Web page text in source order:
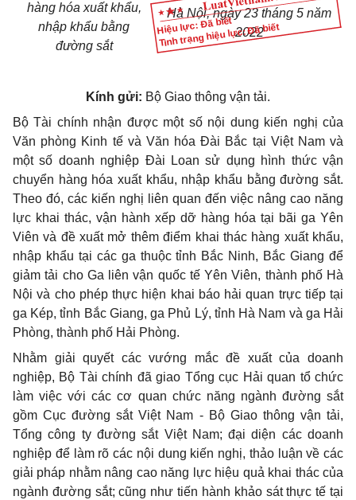
Hiệu lực: Đã biết
Tình trạng hiệu lực: Đã biết
hàng hóa xuất khẩu,
nhập khẩu bằng
đường sắt
Hà Nội, ngày 23 tháng 5 năm
2022
Kính gửi: Bộ Giao thông vận tải.
Bộ Tài chính nhận được một số nội dung kiến nghị của
Văn phòng Kinh tế và Văn hóa Đài Bắc tại Việt Nam và
một số doanh nghiệp Đài Loan sử dụng hình thức vận
chuyển hàng hóa xuất khẩu, nhập khẩu bằng đường sắt.
Theo đó, các kiến nghị liên quan đến việc nâng cao năng
lực khai thác, vận hành xếp dỡ hàng hóa tại bãi ga Yên
Viên và đề xuất mở thêm điểm khai thác hàng xuất khẩu,
nhập khẩu tại các ga thuộc tỉnh Bắc Ninh, Bắc Giang để
giảm tải cho Ga liên vận quốc tế Yên Viên, thành phố Hà
Nội và cho phép thực hiện khai báo hải quan trực tiếp tại
ga Kép, tỉnh Bắc Giang, ga Phủ Lý, tỉnh Hà Nam và ga Hải
Phòng, thành phố Hải Phòng.
Nhằm giải quyết các vướng mắc đề xuất của doanh
nghiệp, Bộ Tài chính đã giao Tổng cục Hải quan tổ chức
làm việc với các cơ quan chức năng ngành đường sắt
gồm Cục đường sắt Việt Nam - Bộ Giao thông vận tải,
Tổng công ty đường sắt Việt Nam; đại diện các doanh
nghiệp để làm rõ các nội dung kiến nghị, thảo luận về các
giải pháp nhằm nâng cao năng lực hiệu quả khai thác của
ngành đường sắt; cũng như tiến hành khảo sát thực tế tại